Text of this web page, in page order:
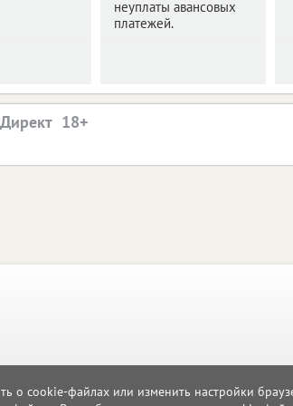
о cookie-файлах или изменить настройки
неуплаты авансовых
платежей.